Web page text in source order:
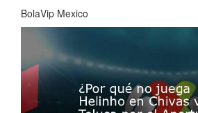
BolaVip Mexico